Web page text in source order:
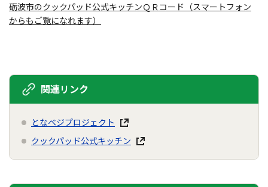
砺波市のクックパッド公式キッチンＱＲコード（スマートフォン
からもご覧になれます）
関連リンク
となベジプロジェクト
クックパッド公式キッチン